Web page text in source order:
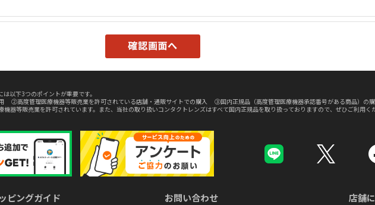
以下3つのポイントが重要です。
②高度管理医療機器等販売業を許可されている店舗・通販サイトでの購入 ③国内正規品（高度管理医療機器承認番号がある商品）の
器等販売業を許可されています。また、当社の取り扱いコンタクトレンズはすべて国内正規品を取り扱っておりますので、ぜひご利用く
ピングガイド お問い合わせ 店舗